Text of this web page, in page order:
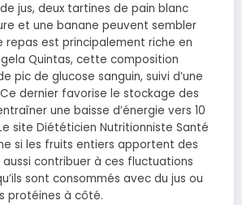
jus, deux tartines de pain blanc
et une banane peuvent sembler
repas est principalement riche en
Quintas, cette composition
pic de glucose sanguin, suivi d’une
Ce dernier favorise le stockage des
une baisse d’énergie vers 10
site Diététicien Nutritionniste Santé
si les fruits entiers apportent des
contribuer à ces fluctuations
sont consommés avec du jus ou
protéines à côté.